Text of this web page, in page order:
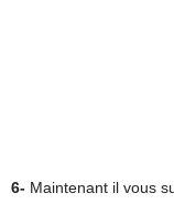
6- Maintenant il vous